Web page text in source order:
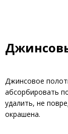
Джинсовое
абсорбировать
удалить, не
окрашена.